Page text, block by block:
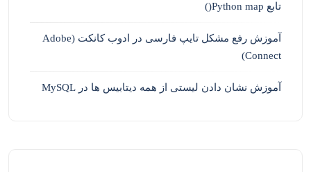
تابع Python map()
آموزش رفع مشکل تایپ فارسی در ادوب کانکت (Adobe
Connect)
آموزش نشان دادن لیستی از همه دیتابیس ها در MySQL